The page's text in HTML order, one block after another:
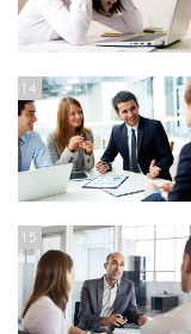
14
15